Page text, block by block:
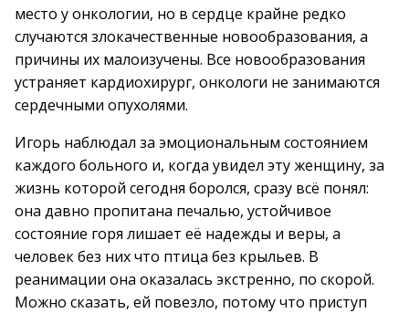
место у онкологии, но в сердце крайне редко
случаются злокачественные новообразования, а
причины их малоизучены. Все новообразования
устраняет кардиохирург, онкологи не занимаются
сердечными опухолями.
Игорь наблюдал за эмоциональным состоянием
каждого больного и, когда увидел эту женщину, за
жизнь которой сегодня боролся, сразу всё понял:
она давно пропитана печалью, устойчивое
состояние горя лишает её надежды и веры, а
человек без них что птица без крыльев. В
реанимации она оказалась экстренно, по скорой.
Можно сказать, ей повезло, потому что приступ